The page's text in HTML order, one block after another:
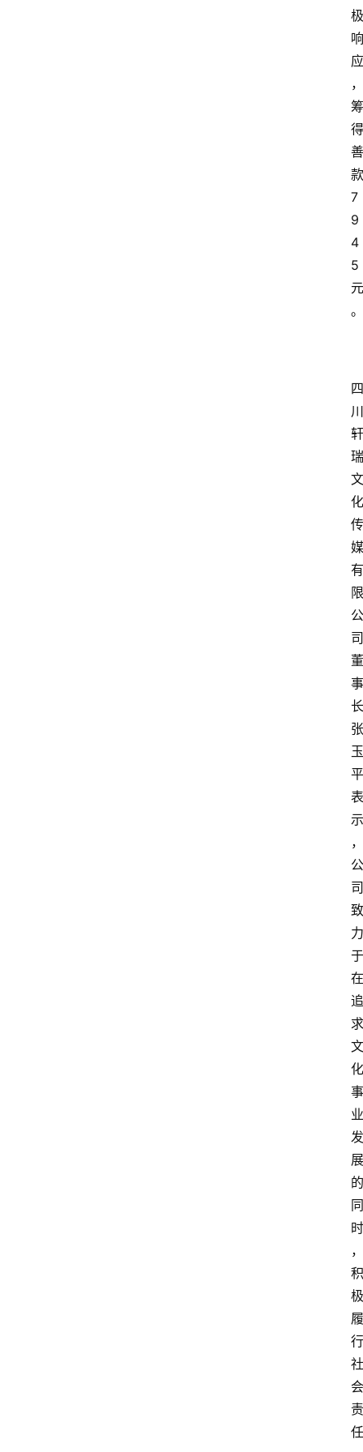
极
响
应
，
筹
得
善
款
7
9
4
5
元
。
四
川
轩
瑞
文
化
传
媒
有
限
公
司
董
事
长
张
玉
平
表
示
，
公
司
致
力
于
在
追
求
文
化
事
业
发
展
的
同
时
，
积
极
履
行
社
会
责
任